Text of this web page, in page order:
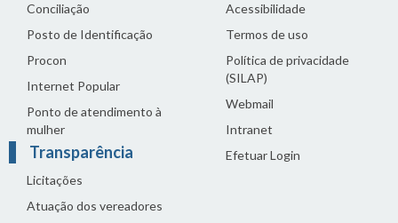
Conciliação
Posto de Identificação
Procon
Internet Popular
Ponto de atendimento à
mulher
Transparência
Licitações
Atuação dos vereadores
Acessibilidade
Termos de uso
Política de privacidade
(SILAP)
Webmail
Intranet
Efetuar Login